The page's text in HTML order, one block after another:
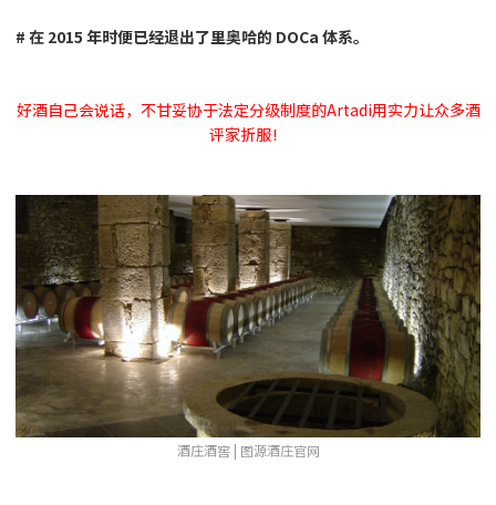
# 在 2015 年时便已经退出了里奥哈的 DOCa 体系。
好酒自己会说话，不甘妥协于法定分级制度的Artadi用实力让众多酒
评家折服！
酒庄酒窖 | 图源酒庄官网